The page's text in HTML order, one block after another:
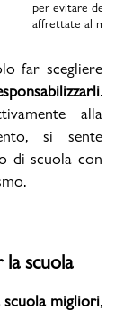
per evitare
affrettate al
far scegliere
.
alla
si sente
di scuola con
la scuola
scuola migliori,